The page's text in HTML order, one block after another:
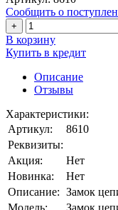
Сообщить о
+
В корзину
Купить в кредит
Описание
Отзывы
Характеристики:
Артикул:
8610
Реквизиты:
Акция:
Нет
Новинка:
Нет
Описание: Замок
Модель:
Замок